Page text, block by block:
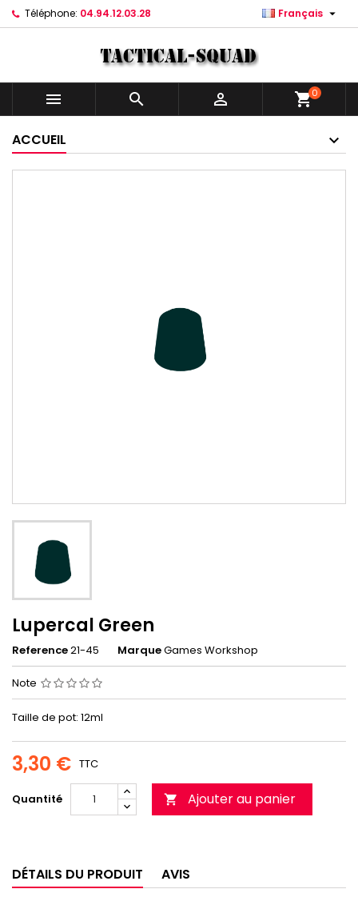
Téléphone: 04.94.12.03.28 Français 
   shopping_cart0
ACCUEIL
Lupercal Green
Reference21-45 MarqueGames Workshop
Note
Taille de pot: 12ml
3,30 € TTC
Quantité  Ajouter au panier
DÉTAILS DU PRODUIT AVIS